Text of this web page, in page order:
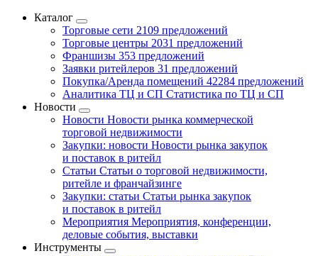
Каталог
Торговые сети 2109 предложений
Торговые центры 2031 предложений
Франшизы 353 предложений
Заявки ритейлеров 31 предложений
Покупка/Аренда помещений 42284 предложений
Аналитика ТЦ и СП Статистика по ТЦ и СП
Новости
Новости Новости рынка коммерческой
торговой недвижимости
Закупки: новости Новости рынка закупок
и поставок в ритейл
Статьи Статьи о торговой недвижимости,
ритейле и франчайзинге
Закупки: статьи Статьи рынка закупок
и поставок в ритейл
Мероприятия Мероприятия, конференции,
деловые события, выставки
Инструменты